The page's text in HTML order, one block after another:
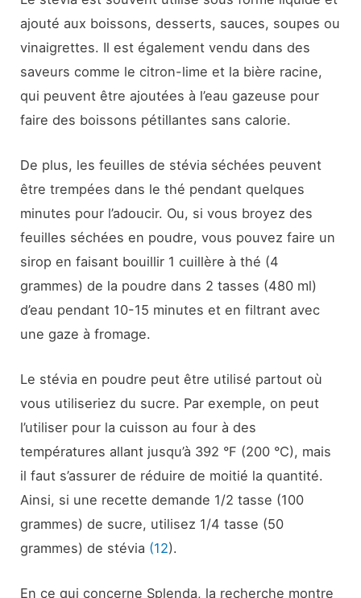
ajouté aux boissons, desserts, sauces, soupes ou
vinaigrettes. Il est également vendu dans des
saveurs comme le citron-lime et la bière racine,
qui peuvent être ajoutées à l’eau gazeuse pour
faire des boissons pétillantes sans calorie.
De plus, les feuilles de stévia séchées peuvent
être trempées dans le thé pendant quelques
minutes pour l’adoucir. Ou, si vous broyez des
feuilles séchées en poudre, vous pouvez faire un
sirop en faisant bouillir 1 cuillère à thé (4
grammes) de la poudre dans 2 tasses (480 ml)
d’eau pendant 10-15 minutes et en filtrant avec
une gaze à fromage.
Le stévia en poudre peut être utilisé partout où
vous utiliseriez du sucre. Par exemple, on peut
l’utiliser pour la cuisson au four à des
températures allant jusqu’à 392 °F (200 °C), mais
il faut s’assurer de réduire de moitié la quantité.
Ainsi, si une recette demande 1/2 tasse (100
grammes) de sucre, utilisez 1/4 tasse (50
grammes) de stévia (12).
En ce qui concerne Splenda, la recherche montre